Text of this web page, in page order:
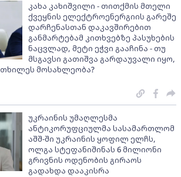
კახა კახიშვილი - თითქმის მთელი
ქვეყნის ელექტროენერგიის გარეშე
დარჩენასთან დაკავშირებით
განმარტებამ კითხვებზე პასუხების
ნაცვლად, მეტი ეჭვი გააჩინა - თუ
მსგავსი გათიშვა გარდაუვალი იყო,
მოსახლეობა?
უკრაინის უმაღლესმა
ანტიკორუფციულმა სასამართლომ
აშშ-ში უკრაინის ყოფილ ელჩს,
ოლგა სტეფანიშინას 6 მილიონი
გრივნის ოდენობის გირაოს
გადახდა დააკისრა